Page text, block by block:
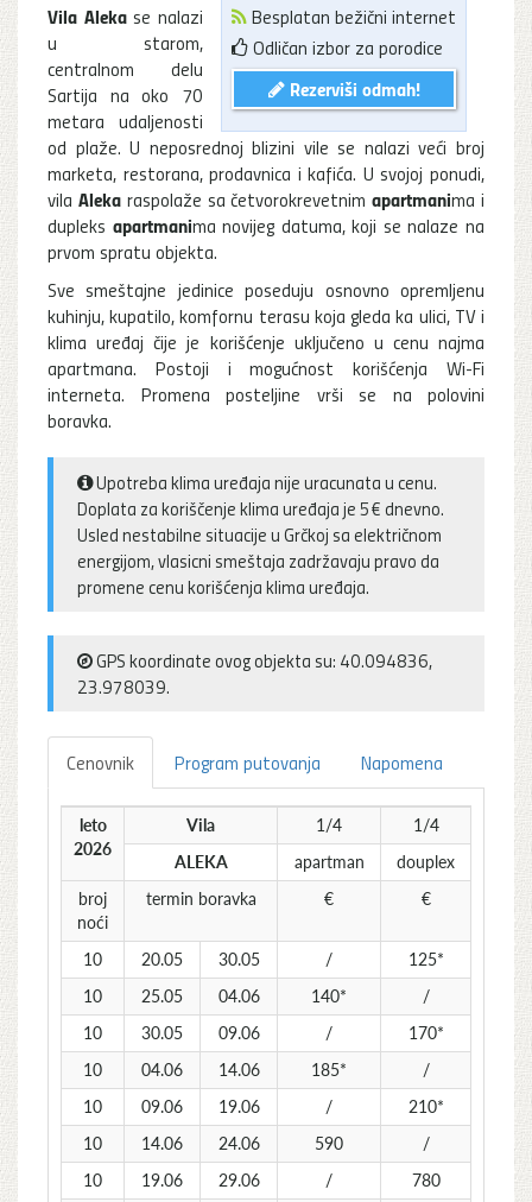
Besplatan bežični internet
Odličan izbor za porodice
Rezerviši odmah!
Vila Alekase nalazi
u starom,
centralnom delu
Sartija na oko 70
metara udaljenosti
od plaže. U neposrednoj blizini vile se nalazi veći broj
marketa, restorana, prodavnica i kafića. U svojoj ponudi,
vila Alekaraspolaže sa četvorokrevetnimapartmanima i
dupleks apartmanima novijeg datuma, koji se nalaze na
prvom spratu objekta.
Sve smeštajne jedinice poseduju osnovno opremljenu
kuhinju, kupatilo, komfornu terasu koja gleda ka ulici, TV i
klima uređaj čije je korišćenje uključeno u cenu najma
apartmana. Postoji i mogućnost korišćenja Wi-Fi
interneta. Promena posteljine vrši se na polovini
boravka.
Upotreba klima uređaja nije uracunata u cenu.
Doplata za koriščenje klima uređaja je 5€ dnevno.
Usled nestabilne situacije u Grčkoj sa električnom
energijom, vlasicni smeštaja zadržavaju pravo da
promene cenu korišćenja klima uređaja.
GPS koordinate ovog objekta su: 40.094836,
23.978039.
Cenovnik Program putovanja Napomena
leto
2026
Vila 1/4
1/4
ALEKA
apartman
douplex
broj
noći
termin boravka € €
10 20.05 30.05 /
125*
10
25.05 04.06 140*
/
10
30.05 09.06 /
170*
10
04.06 14.06 185*
/
10
09.06 19.06 /
210*
10
14.06 24.06 590
/
10
19.06 29.06 /
780